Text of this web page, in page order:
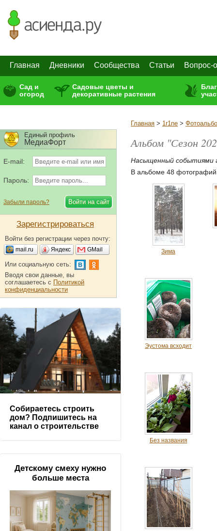
Главная Дневники Сообщества Статьи Вопрос-
Сад и
огород
Садовые цветы и
декоративные растения
Главная > 1r1ne >
Альбом "Сезон
Насыщенный событиями
В альбоме 48
Зима
Эустома всходит
Без названия
Единый профиль
МедиаФорт
E-mail:
Пароль:
Забыли пароль?
Зарегистрироваться
Войти без регистрации через почту:
mail.ru Яндекс GMail
Или социальную сеть:
Вводя свои данные, вы
соглашаетесь с Политикой
конфиденциальности
Собираетесь строить
дом? Подпишитесь на
канал о строительстве
Детскому смеху нужно
больше места